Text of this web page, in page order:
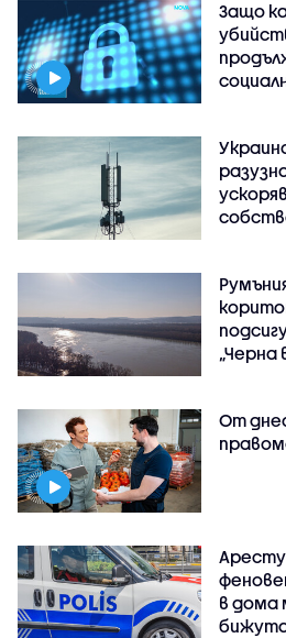
Защо
„Черна
От
в дома
бижута